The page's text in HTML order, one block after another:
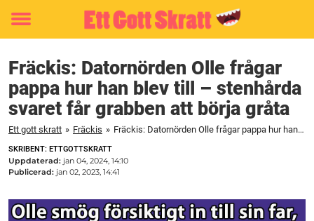
Toggle
Fräckis: Datornörden Olle frågar
pappa hur han blev till – stenhårda
svaret får grabben att börja gråta
Ett gott skratt » Fräckis » Fräckis: Datornörden Olle frågar pappa hur han blev till – stenhårda svaret får grabben att börja gråta
SKRIBENT: ETTGOTTSKRATT
Uppdaterad: jan 04, 2024, 14:10
Publicerad: jan 02, 2023, 14:41